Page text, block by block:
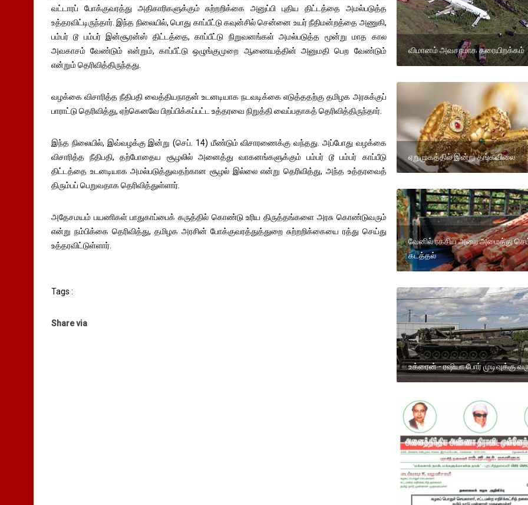
வட்டாரப் போக்குவரத்து அதிகாரிகளுக்கும் சுற்றறிக்கை அனுப்பி புதிய திட்டத்தை அமல்படுத்த
உத்தரவிட்டிருந்தார். இந்த நிலையில், பொது காப்பீட்டு கவுன்சில் சென்னை உயர் நீதிமன்றத்தை அணுகி,
பம்பர் டூ பம்பர் இன்சூரன்ஸ் திட்டத்தை, காப்பீட்டு நிறுவனங்கள் அமல்படுத்த மூன்று மாத கால
அவகாசம் வேண்டும் என்றும், காப்பீட்டு ஒழுங்குமுறை ஆணையத்தின் அனுமதி பெற வேண்டும்
என்றும் தெரிவித்திருந்தது.
வழக்கை விசாரித்த நீதிபதி வைத்தியநாதன் உடனடியாக நடவடிக்கை எடுத்ததற்கு தமிழக அரசுக்குப்
பாராட்டு தெரிவித்து, ஏற்கெனவே பிறப்பிக்கப்பட்ட உத்தரவை நிறுத்தி வைப்பதாகத் தெரிவித்திருந்தார்.
இந்த நிலையில், இவ்வழக்கு இன்று (செப். 14) மீண்டும் விசாரணைக்கு வந்தது. அப்போது வழக்கை
விசாரித்த நீதிபதி, தற்போதைய சூழலில் அனைத்து வாகனங்களுக்கும் பம்பர் டூ பம்பர் காப்பீடு
திட்டத்தை உடனடியாக அமல்படுத்துவதற்கான சூழல் இல்லை என்று தெரிவித்து, அந்த உத்தரவைத்
திரும்பப் பெறுவதாக தெரிவித்துள்ளார்.
அதேசமயம் பயணிகள் பாதுகாப்பைக் கருத்தில் கொண்டு உரிய திருத்தங்களை அரசு கொண்டுவரும்
என்று நம்பிக்கை தெரிவித்து, தமிழக அரசின் போக்குவரத்துத்துறை சுற்றறிக்கையை ரத்து செய்து
உத்தரவிட்டுள்ளார்.
Tags :
Share via
விமானம் அவசரமாக தரையிறக்கம்
ஏறுமுகத்தில் இன்று தங்கவிலை
வேனில் ரகசிய அறை அமைத்து
கடத்தல்
உக்ரைன் - ரஷியா போர் முடிவுக்கு